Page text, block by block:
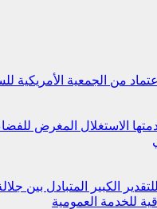
من الجمعية الأمريكية
الاستغلال المغرض
الكبير المتبادل بين
للخدمة العمومية